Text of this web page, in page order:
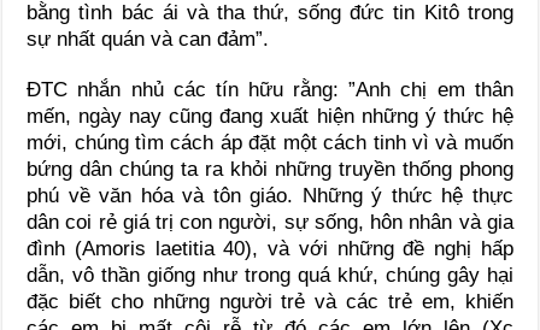
bằng tình bác ái và tha thứ, sống đức tin Kitô trong
sự nhất quán và can đảm”.
ĐTC nhắn nhủ các tín hữu rằng: ”Anh chị em thân
mến, ngày nay cũng đang xuất hiện những ý thức hệ
mới, chúng tìm cách áp đặt một cách tinh vì và muốn
bứng dân chúng ta ra khỏi những truyền thống phong
phú về văn hóa và tôn giáo. Những ý thức hệ thực
dân coi rẻ giá trị con người, sự sống, hôn nhân và gia
đình (Amoris laetitia 40), và với những đề nghị hấp
dẫn, vô thần giống như trong quá khứ, chúng gây hại
đặc biết cho những người trẻ và các trẻ em, khiến